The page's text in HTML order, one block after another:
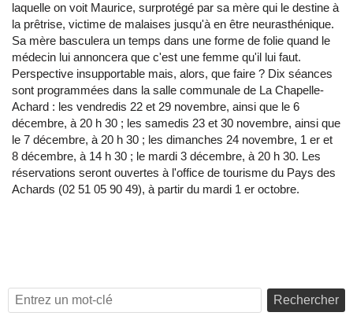
laquelle on voit Maurice, surprotégé par sa mère qui le destine à
la prêtrise, victime de malaises jusqu'à en être neurasthénique.
Sa mère basculera un temps dans une forme de folie quand le
médecin lui annoncera que c'est une femme qu'il lui faut.
Perspective insupportable mais, alors, que faire ? Dix séances
sont programmées dans la salle communale de La Chapelle-
Achard : les vendredis 22 et 29 novembre, ainsi que le 6
décembre, à 20 h 30 ; les samedis 23 et 30 novembre, ainsi que
le 7 décembre, à 20 h 30 ; les dimanches 24 novembre, 1 er et
8 décembre, à 14 h 30 ; le mardi 3 décembre, à 20 h 30. Les
réservations seront ouvertes à l'office de tourisme du Pays des
Achards (02 51 05 90 49), à partir du mardi 1 er octobre.
Rechercher